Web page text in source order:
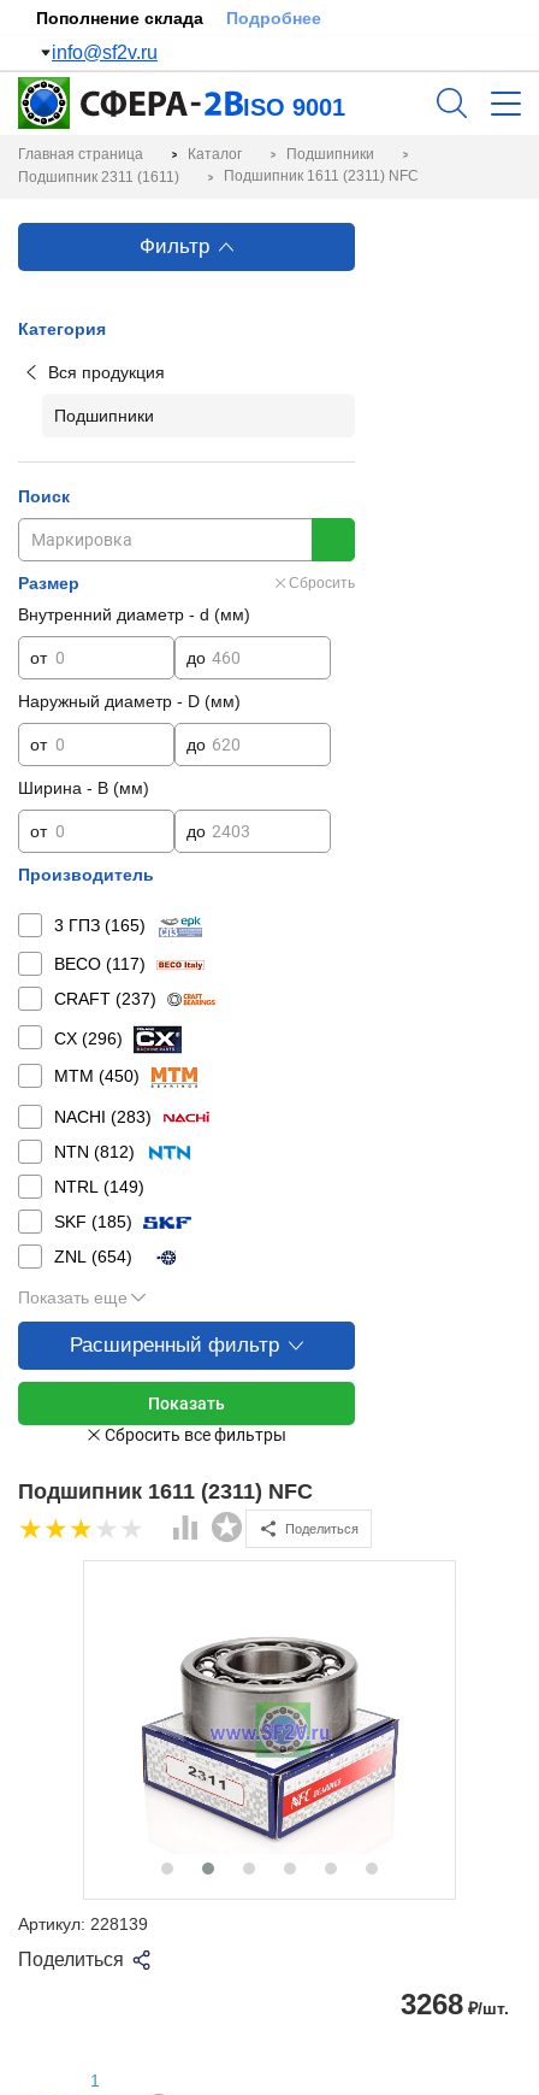
Пополнение склада Подробнее
info@sf2v.ru
ISO 9001
Главная страница Каталог
Подшипники
Подшипник 2311 (1611)
Подшипник 1611 (2311) NFC
Фильтр
Категория
Вся продукция
Подшипники
Поиск
Размер Сбросить
Внутренний диаметр - d (мм)
от до
Наружный диаметр - D (мм)
от до
Ширина - B (мм)
от до
Производитель
3 ГПЗ (165)
BECO (117)
CRAFT (237)
CX (296)
MTM (450)
NACHI (283)
NTN (812)
NTRL (149)
SKF (185)
ZNL (654)
Показать еще
Расширенный фильтр
Подшипник 1611 (2311) NFC
Поделиться
Артикул: 228139
Поделиться
3268 ₽/шт.
1